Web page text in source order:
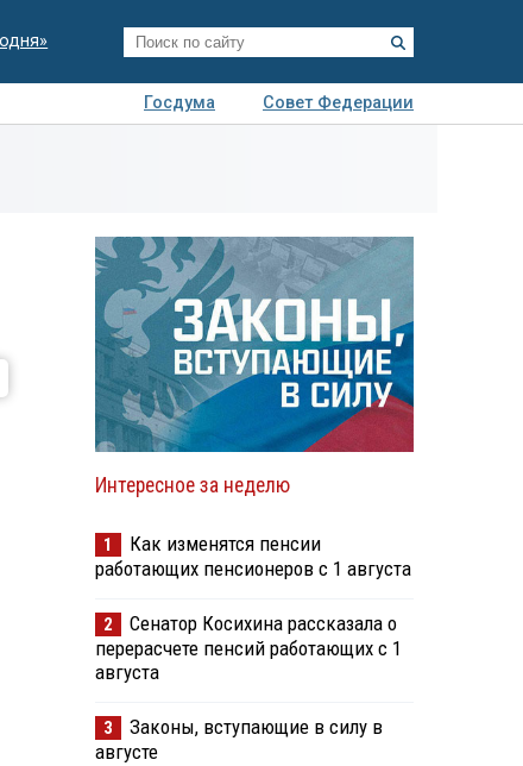
Госдума
Совет Федерации
Интересное за неделю
1
Как изменятся пенсии
работающих пенсионеров с 1 августа
2
Сенатор Косихина рассказала о
перерасчете пенсий работающих с 1
августа
3
Законы, вступающие в силу в
августе